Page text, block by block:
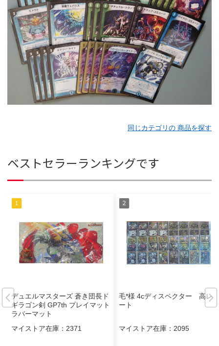
同じカテゴリの 商品を探す
ベストセラーランキングです
デュエルマスターズ 蒼き団長ド
ギラゴン剣 GP7th プレイマット
ラバーマット
マイストア在庫： 2371
毛*様 4cディスペクター 高レ
ート
マイストア在庫： 2095